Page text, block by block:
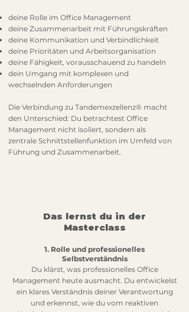
deine Rolle im Office Management
deine Zusammenarbeit mit Führungskräften
deine Kommunikation und Verbindlichkeit
deine Prioritäten und Arbeitsorganisation
deine Fähigkeit, vorausschauend zu handeln
dein Umgang mit komplexen und
wechselnden Anforderungen
Die Verbindung zu Tandemexzellenz® macht
den Unterschied: Du betrachtest Office
Management nicht isoliert, sondern als
zentrale Schnittstellenfunktion im Umfeld von
Führung und Zusammenarbeit.
Das lernst du in der
Masterclass
1. Rolle und professionelles
Selbstverständnis
Du klärst, was professionelles Office
Management heute ausmacht. Du entwickelst
ein klares Verständnis deiner Verantwortung
und erkennst, wie du vom reaktiven